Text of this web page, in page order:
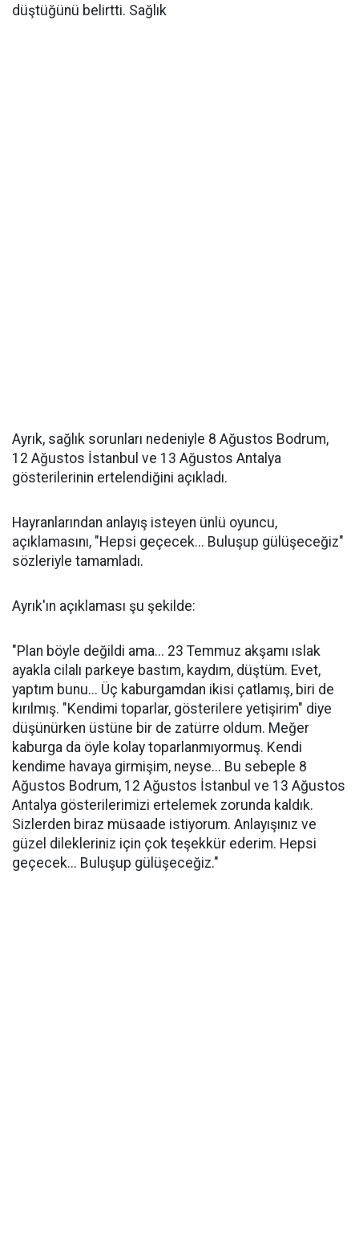
düştüğünü belirtti. Sağlık
Ayrık, sağlık sorunları nedeniyle 8 Ağustos Bodrum,
12 Ağustos İstanbul ve 13 Ağustos Antalya
gösterilerinin ertelendiğini açıkladı.
Hayranlarından anlayış isteyen ünlü oyuncu,
açıklamasını, "Hepsi geçecek... Buluşup gülüşeceğiz"
sözleriyle tamamladı.
Ayrık'ın açıklaması şu şekilde:
"Plan böyle değildi ama... 23 Temmuz akşamı ıslak
ayakla cilalı parkeye bastım, kaydım, düştüm. Evet,
yaptım bunu... Üç kaburgamdan ikisi çatlamış, biri de
kırılmış. "Kendimi toparlar, gösterilere yetişirim" diye
düşünürken üstüne bir de zatürre oldum. Meğer
kaburga da öyle kolay toparlanmıyormuş. Kendi
kendime havaya girmişim, neyse... Bu sebeple 8
Ağustos Bodrum, 12 Ağustos İstanbul ve 13 Ağustos
Antalya gösterilerimizi ertelemek zorunda kaldık.
Sizlerden biraz müsaade istiyorum. Anlayışınız ve
güzel dilekleriniz için çok teşekkür ederim. Hepsi
geçecek... Buluşup gülüşeceğiz."